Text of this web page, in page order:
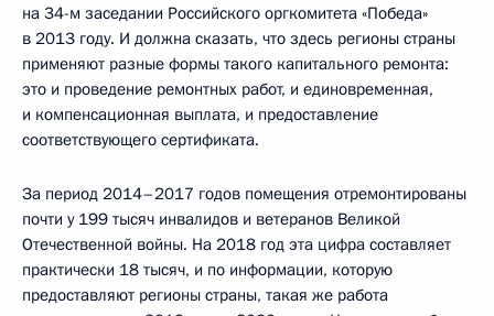
на 34-м заседании Российского оргкомитета «Победа»
в 2013 году. И должна сказать, что здесь регионы страны
применяют разные формы такого капитального ремонта:
это и проведение ремонтных работ, и единовременная,
и компенсационная выплата, и предоставление
соответствующего сертификата.
За период 2014–2017 годов помещения отремонтированы
почти у 199 тысяч инвалидов и ветеранов Великой
Отечественной войны. На 2018 год эта цифра составляет
практически 18 тысяч, и по информации, которую
предоставляют регионы страны, такая же работа